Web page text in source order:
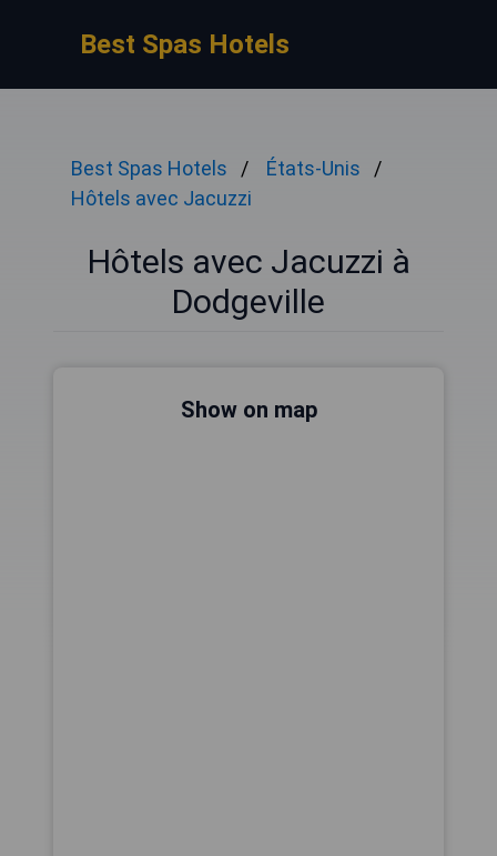
Best Spas Hotels
Best Spas Hotels
États-Unis
Hôtels avec Jacuzzi
Hôtels avec Jacuzzi à
Dodgeville
Show on map